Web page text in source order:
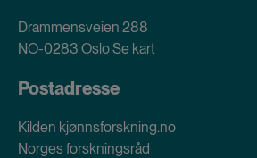
Drammensveien 288
NO-0283 OsloSe kart
Postadresse
Kilden kjønnsforskning.no
Norges forskningsråd